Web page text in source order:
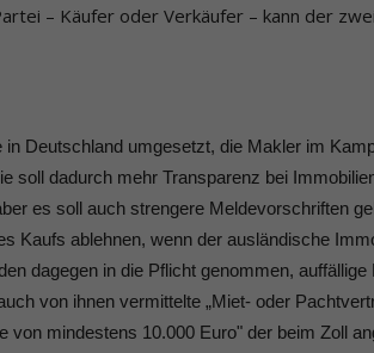
– Käufer oder Verkäufer – kann der
Deutschland umgesetzt, die Makler im
soll dadurch mehr Transparenz bei
es soll auch strengere Meldevorschriften
Kaufs ablehnen, wenn der ausländische
dagegen in die Pflicht genommen,
von ihnen vermittelte „Miet- oder
mindestens 10.000 Euro" der beim Zoll